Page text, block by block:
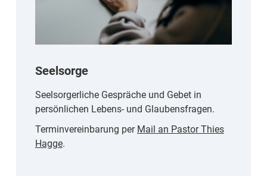
Seelsorge
Seelsorgerliche Gespräche und Gebet in
persönlichen Lebens- und Glaubensfragen.
Terminvereinbarung per Mail an Pastor Thies
Hagge.